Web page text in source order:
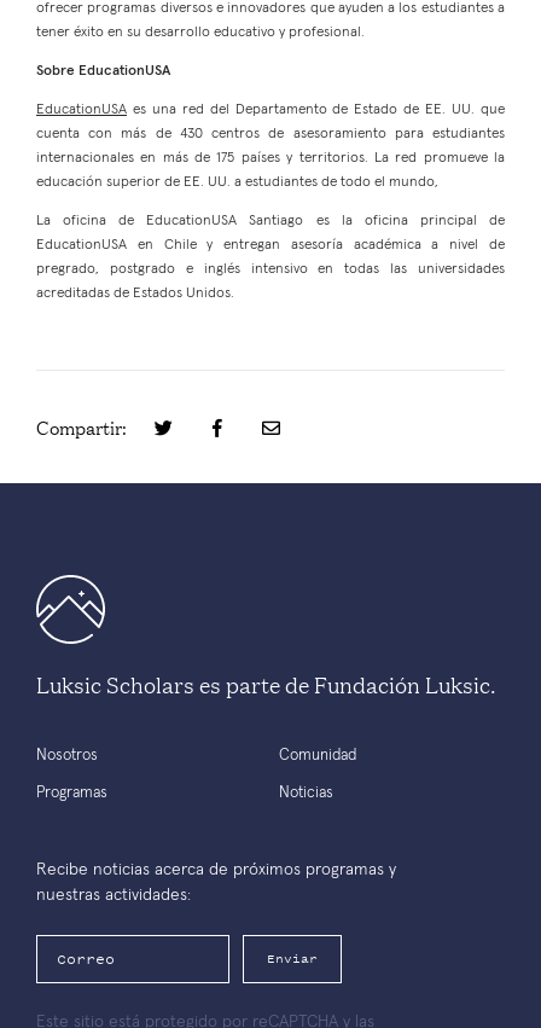
ofrecer programas diversos e innovadores que ayuden a los estudiantes a
tener éxito en su desarrollo educativo y profesional.
Sobre EducationUSA
EducationUSA es una red del Departamento de Estado de EE. UU. que
cuenta con más de 430 centros de asesoramiento para estudiantes
internacionales en más de 175 países y territorios. La red promueve la
educación superior de EE. UU. a estudiantes de todo el mundo,
La oficina de EducationUSA Santiago es la oficina principal de
EducationUSA en Chile y entregan asesoría académica a nivel de
pregrado, postgrado e inglés intensivo en todas las universidades
acreditadas de Estados Unidos.
Compartir:
Luksic Scholars es parte de Fundación Luksic.
Nosotros
Programas
Comunidad
Noticias
Recibe noticias acerca de próximos programas y
nuestras actividades:
Enviar
Este sitio está protegido por reCAPTCHA y las